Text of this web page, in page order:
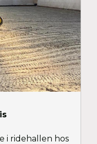
i ridehallen hos